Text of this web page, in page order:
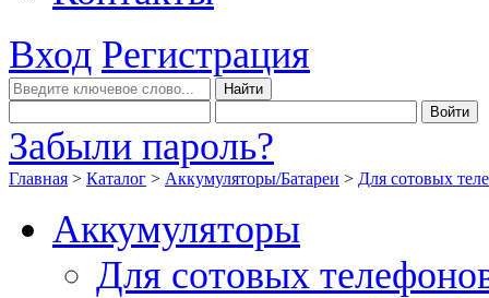
Вход Регистрация
Забыли пароль?
Главная > Каталог > Аккумуляторы/Батареи > Для сотовых
Аккумуляторы
Для сотовых